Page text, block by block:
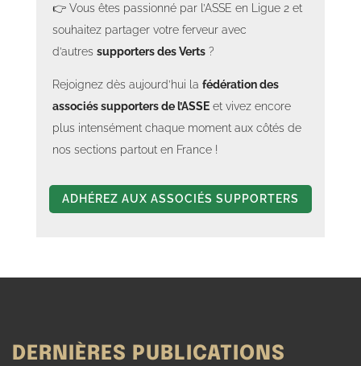
👉 Vous êtes passionné par l’ASSE en Ligue 2 et
souhaitez partager votre ferveur avec
d’autres supporters des Verts ?
Rejoignez dès aujourd’hui la fédération des
associés supporters de l’ASSE et vivez encore
plus intensément chaque moment aux côtés de
nos sections partout en France !
ADHÉREZ AUX ASSOCIÉS SUPPORTERS
DERNIÈRES PUBLICATIONS